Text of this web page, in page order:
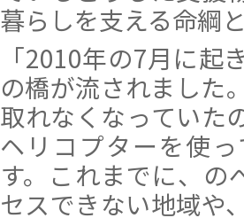
暮らしを支える命綱
「2010年の7月に起
の橋が流されました
取れなくなっていた
ヘリコプターを使
す。これまでに、
セスできない地域や